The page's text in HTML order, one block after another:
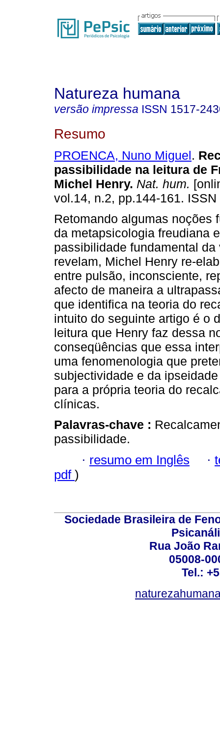
Natureza humana
versão impressa ISSN 1517-
Resumo
PROENCA, Nuno Miguel.
passibilidade na leitura de
Michel Henry. Nat. hum.
vol.14, n.2, pp.144-161.
Retomando algumas noções
da metapsicologia freudiana
passibilidade fundamental
revelam, Michel Henry re-
entre pulsão, inconsciente,
afecto de maneira a
que identifica na teoria do
intuito do seguinte artigo é o
leitura que Henry faz dessa
conseqüências que essa
uma fenomenologia que
subjectividade e da
para a própria teoria do
clínicas.
Palavras-chave :
passibilidade.
· resumo em Inglês ·
pdf )
Sociedade Brasileira de
Rua João
05008-
Tel.: